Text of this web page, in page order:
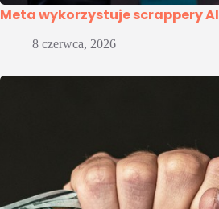
Meta wykorzystuje scrappery AI
8 czerwca, 2026